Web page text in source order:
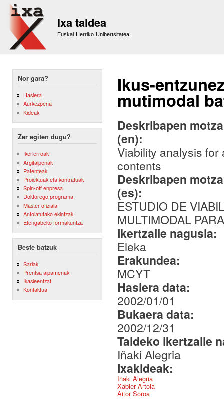
Ixa taldea
Euskal Herriko Unibertsitatea
Nor gara?
Hasiera
Aurkezpena
Kideak
Zer egiten dugu?
Ikerlerroak
Argitalpenak
Patenteak
Proiektuak eta kontratuak
Spin-off enpresa
Doktorego programa
Master ofiziala
Antolatutako ekintzak
Etengabeko formakuntza
Beste batzuk
Sariak
Prentsa aipamenak
Ikasleentzat
Kontaktua
Ikus-
mutimodal
Deskribapen
(en):
Viability analysis
contents
Deskribapen
(es):
ESTUDIO DE
MULTIMODAL
Ikertzaile nagusia:
Eleka
Erakundea:
MCYT
Hasiera data:
2002/01/01
Bukaera data:
2002/12/31
Taldeko ikertzaile
Iñaki Alegria
Ixakideak:
Iñaki Alegria
Xabier Artola
Aitor Soroa